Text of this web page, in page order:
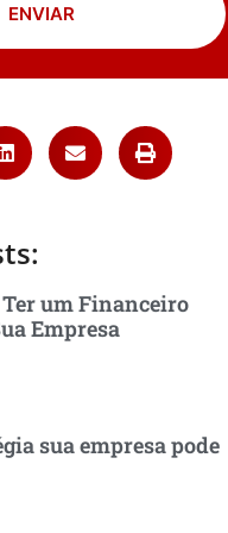
ENVIAR
Ter um Financeiro
Empresa
sua empresa pode